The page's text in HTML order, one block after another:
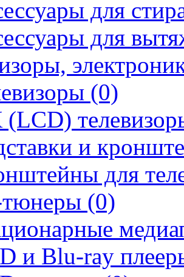
для
для
(0)
и
для
(0)
и Blu-ray